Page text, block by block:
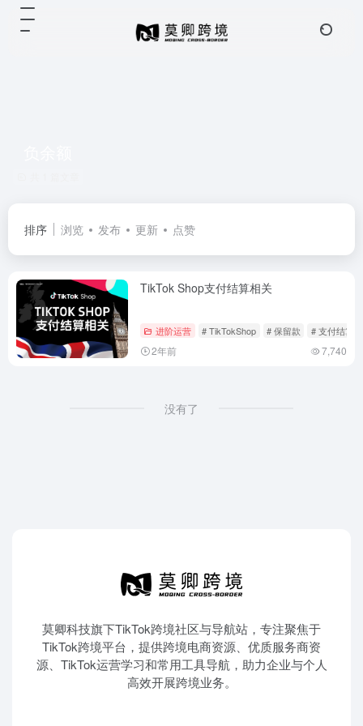
排序 浏览 发布 更新 点赞
TikTok Shop支付结算相关
进阶运营 # TikTokShop # 保留款 # 支付结算
2年前 7,740
没有了
莫卿科技旗下TikTok跨境社区与导航站，专注聚焦于
TikTok跨境平台，提供跨境电商资源、优质服务商资
源、TikTok运营学习和常用工具导航，助力企业与个人
高效开展跨境业务。